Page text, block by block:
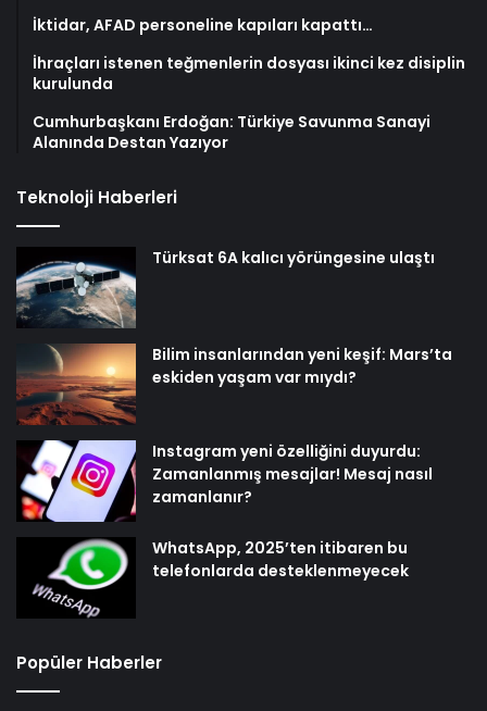
İktidar, AFAD personeline kapıları kapattı…
İhraçları istenen teğmenlerin dosyası ikinci kez disiplin
kurulunda
Cumhurbaşkanı Erdoğan: Türkiye Savunma Sanayi
Alanında Destan Yazıyor
Teknoloji Haberleri
Türksat 6A kalıcı yörüngesine ulaştı
Bilim insanlarından yeni keşif: Mars’ta
eskiden yaşam var mıydı?
Instagram yeni özelliğini duyurdu:
Zamanlanmış mesajlar! Mesaj nasıl
zamanlanır?
WhatsApp, 2025’ten itibaren bu
telefonlarda desteklenmeyecek
Popüler Haberler